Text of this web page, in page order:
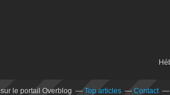
sur le portail Overblog Top articles Contact